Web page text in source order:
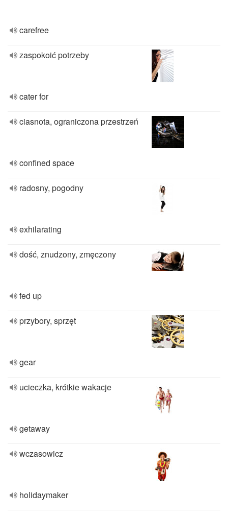
carefree
zaspokoić potrzeby
cater for
ciasnota, ograniczona przestrzeń
confined space
radosny, pogodny
exhilarating
dość, znudzony, zmęczony
fed up
przybory, sprzęt
gear
ucieczka, krótkie wakacje
getaway
wczasowicz
holidaymaker